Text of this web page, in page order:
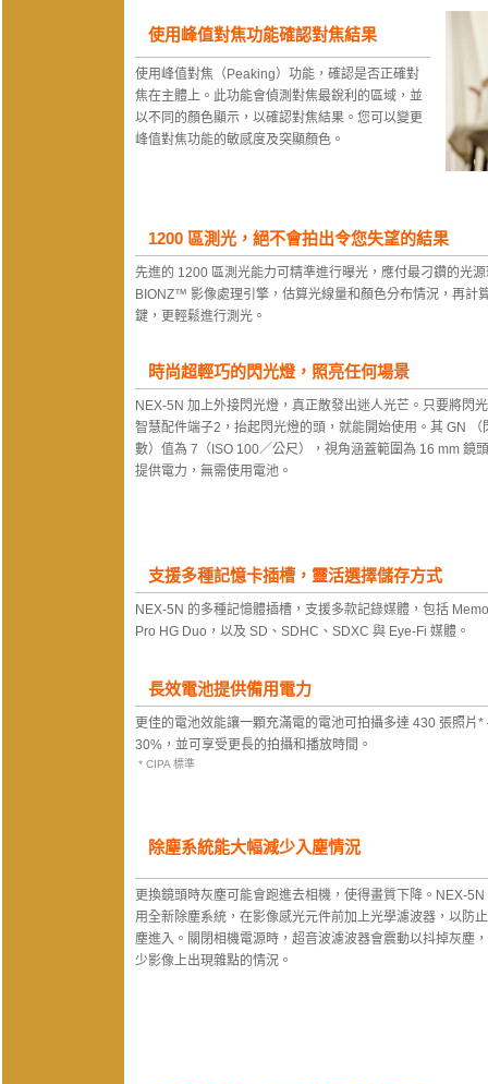
使用峰值對焦功能確認對焦結果
使用峰值對焦（Peaking）功能，確認是否正確對
焦在主體上。此功能會偵測對焦最銳利的區域，並
以不同的顏色顯示，以確認對焦結果。您可以變更
峰值對焦功能的敏感度及突顯顏色。
1200 區測光，絕不會拍出令您失望的結果
先進的 1200 區測光能力可精準進行曝光，應付最刁鑽的光
BIONZ™ 影像處理引擎，估算光線量和顏色分布情況，再計
鍵，更輕鬆進行測光。
時尚超輕巧的閃光燈，照亮任何場景
NEX-5N 加上外接閃光燈，真正散發出迷人光芒。只要將閃
智慧配件端子2，抬起閃光燈的頭，就能開始使用。其 GN （
數）值為 7（ISO 100／公尺），視角涵蓋範圍為 16 mm 鏡
提供電力，無需使用電池。
支援多種記憶卡插槽，靈活選擇儲存方式
NEX-5N 的多種記憶體插槽，支援多款記錄媒體，包括
Pro HG Duo，以及 SD、SDHC、SDXC 與 Eye-Fi 媒體。
長效電池提供備用電力
更佳的電池效能讓一顆充滿電的電池可拍攝多達 430 張照片
30%，並可享受更長的拍攝和播放時間。
* CIPA 標準
除塵系統能大幅減少入塵情況
更換鏡頭時灰塵可能會跑進去相機，使得畫質下降。NEX-5N
用全新除塵系統，在影像感光元件前加上光學濾波器，以防
塵進入。關閉相機電源時，超音波濾波器會震動以抖掉灰塵
少影像上出現雜點的情況。